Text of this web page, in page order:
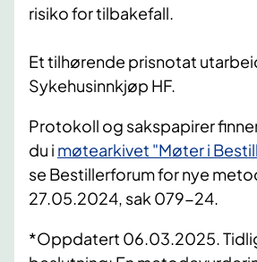
risiko for tilbakefall.
Et tilhørende prisnotat
Sykehusinnkjøp HF.
Protokoll og sakspapirer
du i møtearkivet "Møter i
se Bestillerforumfor nye
27.05.2024 , sak 079-24
*Oppdatert 06.03.2025.